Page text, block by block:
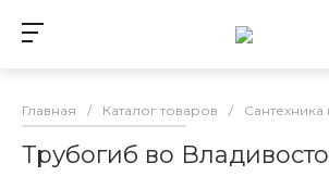
Главная / Каталог товаров /
Трубогиб во